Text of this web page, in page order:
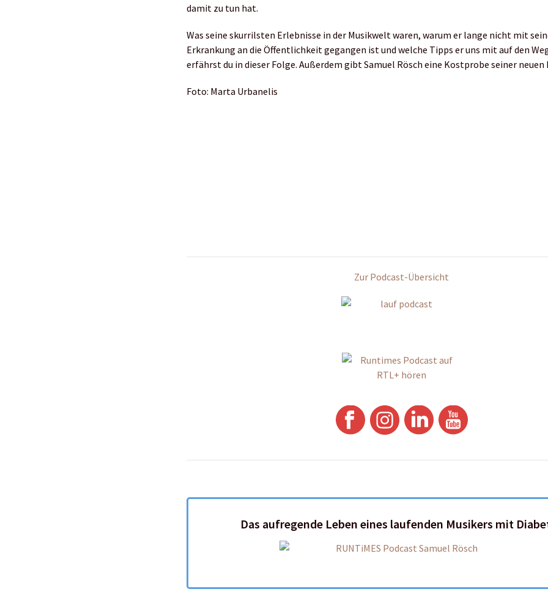
damit zu tun hat.
Was seine skurrilsten Erlebnisse in der Musikwelt waren, warum er lange nicht mit
Erkrankung an die Öffentlichkeit gegangen ist und welche Tipps er uns mit auf den
erfährst du in dieser Folge. Außerdem gibt Samuel Rösch eine Kostprobe seiner neuen
Foto: Marta Urbanelis
Zur Podcast-Übersicht
Das aufregende Leben eines laufenden Musikers mit